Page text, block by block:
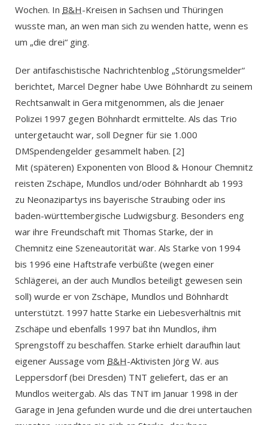
Wochen. In B&H-Kreisen in Sachsen und Thüringen
wusste man, an wen man sich zu wenden hatte, wenn es
um „die drei“ ging.
Der antifaschistische Nachrichtenblog „Störungsmelder“
berichtet, Marcel Degner habe Uwe Böhnhardt zu seinem
Rechtsanwalt in Gera mitgenommen, als die Jenaer
Polizei 1997 gegen Böhnhardt ermittelte. Als das Trio
untergetaucht war, soll Degner für sie 1.000
DMSpendengelder gesammelt haben. [2]
Mit (späteren) Exponenten von Blood & Honour Chemnitz
reisten Zschäpe, Mundlos und/oder Böhnhardt ab 1993
zu Neonazipartys ins bayerische Straubing oder ins
baden-württembergische Ludwigsburg. Besonders eng
war ihre Freundschaft mit Thomas Starke, der in
Chemnitz eine Szeneautorität war. Als Starke von 1994
bis 1996 eine Haftstrafe verbüßte (wegen einer
Schlägerei, an der auch Mundlos beteiligt gewesen sein
soll) wurde er von Zschäpe, Mundlos und Böhnhardt
unterstützt. 1997 hatte Starke ein Liebesverhältnis mit
Zschäpe und ebenfalls 1997 bat ihn Mundlos, ihm
Sprengstoff zu beschaffen. Starke erhielt daraufhin laut
eigener Aussage vom B&H-Aktivisten Jörg W. aus
Leppersdorf (bei Dresden) TNT geliefert, das er an
Mundlos weitergab. Als das TNT im Januar 1998 in der
Garage in Jena gefunden wurde und die drei untertauchen